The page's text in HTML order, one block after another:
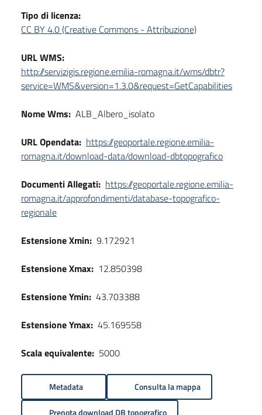
Tipo di licenza:
CC BY 4.0 (Creative Commons - Attribuzione)
URL WMS:
http://servizigis.regione.emilia-romagna.it/wms/dbtr?
service=WMS&version=1.3.0&request=GetCapabilities
Nome Wms: ALB_Albero_isolato
URL Opendata: https://geoportale.regione.emilia-
romagna.it/download-data/download-dbtopografico
Documenti Allegati: https://geoportale.regione.emilia-
romagna.it/approfondimenti/database-topografico-
regionale
Estensione Xmin: 9.172921
Estensione Xmax: 12.850398
Estensione Ymin: 43.703388
Estensione Ymax: 45.169558
Scala equivalente: 5000
Metadata Consulta la mappa
Prenota download DB topografico